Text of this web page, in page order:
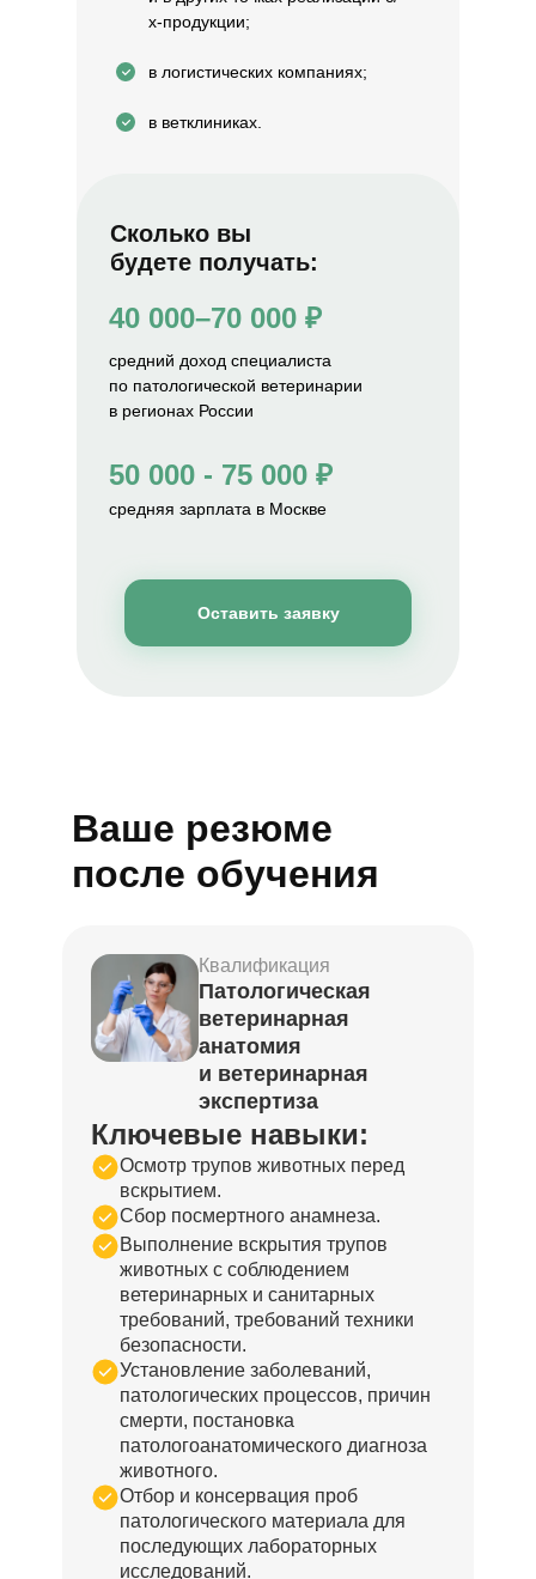
40 000–70 000 ₽
средний доход специалиста
по патологической ветеринарии
в регионах России
50 000 - 75 000 ₽
средняя зарплата в Москве
Сколько вы
будете получать:
в логистических компаниях;
х-продукции;
Оставить заявку
в ветклиниках.
Ваше резюме
после обучения
Квалификация
Патологическая
ветеринарная
анатомия
и ветеринарная
экспертиза
Ключевые навыки:
Осмотр трупов животных перед
вскрытием.
Сбор посмертного анамнеза.
Выполнение вскрытия трупов
животных с соблюдением
ветеринарных и санитарных
требований, требований техники
безопасности.
Установление заболеваний,
патологических процессов, причин
смерти, постановка
патологоанатомического диагноза
животного.
Отбор и консервация проб
патологического материала для
последующих лабораторных
исследований.